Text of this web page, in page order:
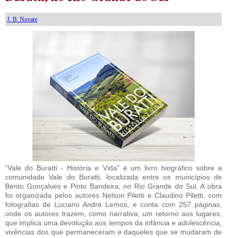
J. B. Novare
“Vale do Buratti - História e Vida” é um livro biográfico sobre a
comunidade Vale do Buratti, localizada entre os municípios de
Bento Gonçalves e Pinto Bandeira, no Rio Grande do Sul. A obra
foi organizada pelos autores Nelson Piletti e Claudino Piletti, com
fotografias de Luciano André Lemos, e conta com 257 páginas,
onde os autores trazem, como narrativa, um retorno aos lugares,
que implica uma devolução aos tempos da infância e adolescência,
vivências dos que permaneceram e daqueles que se mudaram de